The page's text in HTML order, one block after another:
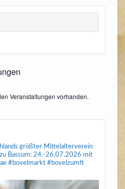
Veranstaltungen vorhanden.
größter Mittelalterverein
Bassum: 24.-26.07.2026 mit
#bovelmarkt #bovelzumft